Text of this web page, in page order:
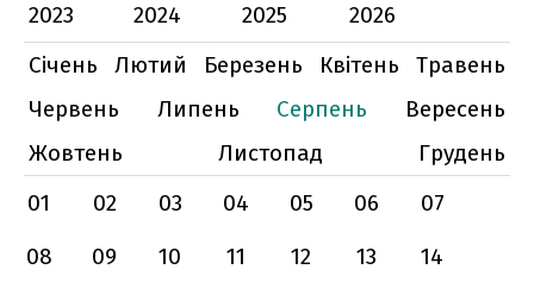
2023
2024 2025
2026
Січень
Лютий Березень Квітень
Травень
Червень
Липень Серпень
Вересень
Жовтень
Листопад
Грудень
01
02 03 04 05 06
07
08
09 10 11 12 13
14